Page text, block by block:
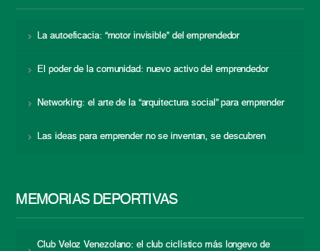
La autoeficacia: “motor invisible” del emprendedor
El poder de la comunidad: nuevo activo del emprendedor
Networking: el arte de la “arquitectura social” para emprender
Las ideas para emprender no se inventan, se descubren
MEMORIAS DEPORTIVAS
Club Veloz Venezolano: el club ciclístico más longevo de